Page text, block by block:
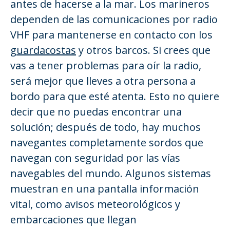
antes de hacerse a la mar. Los marineros
dependen de las comunicaciones por radio
VHF para mantenerse en contacto con los
guardacostas y otros barcos. Si crees que
vas a tener problemas para oír la radio,
será mejor que lleves a otra persona a
bordo para que esté atenta. Esto no quiere
decir que no puedas encontrar una
solución; después de todo, hay muchos
navegantes completamente sordos que
navegan con seguridad por las vías
navegables del mundo. Algunos sistemas
muestran en una pantalla información
vital, como avisos meteorológicos y
embarcaciones que llegan